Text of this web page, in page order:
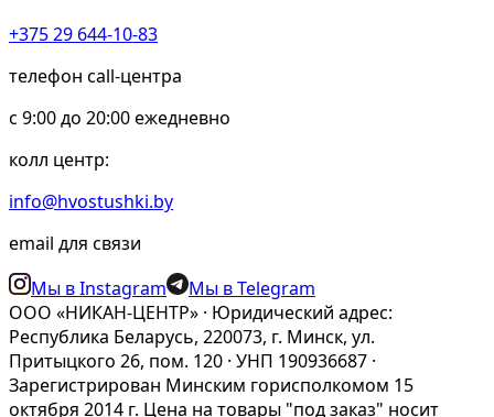
+375 29 644-10-83
телефон call-центра
c 9:00 до 20:00 ежедневно
колл центр:
info@hvostushki.by
email для связи
Мы в Instagram
Мы в Telegram
ООО «НИКАН-ЦЕНТР» · Юридический адрес:
Республика Беларусь, 220073, г. Минск, ул.
Притыцкого 26, пом. 120 · УНП 190936687 ·
Зарегистрирован Минским горисполкомом 15
октября 2014 г. Цена на товары "под заказ" носит